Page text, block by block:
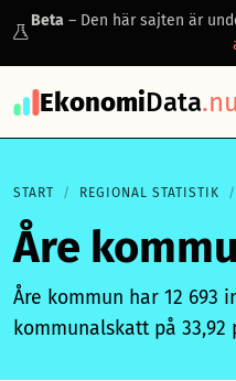
Beta – Den här sajten är
EkonomiData.nu
START REGIONAL STATISTIK
Åre
Åre kommun har 12 693
kommunalskatt på 33,92